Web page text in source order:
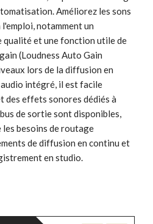
Améliorez les sons
notamment un
qualité et une fonction utile de
(Loudness Auto Gain
lors de la diffusion en
intégré, il est facile
des effets sonores dédiés à
de sortie sont disponibles,
besoins de routage
de diffusion en continu et
en studio.